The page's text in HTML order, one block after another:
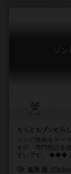
ゾン
もっともゾンビら
ゾンビ映画をテー
すが、専門用語を
すいです。 ◆◆◆
飯島 修（